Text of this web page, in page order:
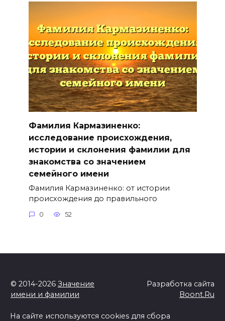
Фамилия Кармазиненко:
исследование происхождения,
истории и склонения фамилии для
знакомства со значением
семейного имени
Фамилия Кармазиненко: от истории
происхождения до правильного
0 52
© 2014-2026 Значение
имени и фамилии
Разработка сайта
Boont.Ru
На сайте используются cookies для сбора